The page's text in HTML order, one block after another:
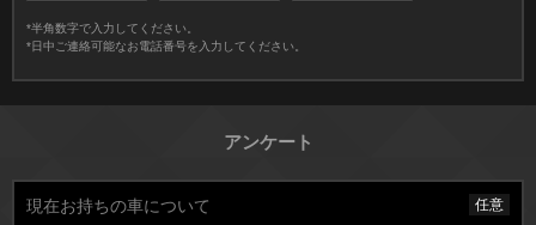
*半角数字で入力してください。
*日中ご連絡可能なお電話番号を入力してください。
アンケート
現在お持ちの車について 任意